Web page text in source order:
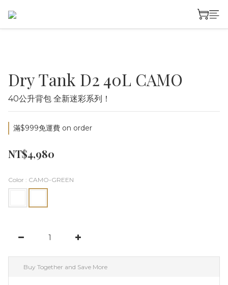
Dry Tank D2 40L CAMO
40公升背包 全新迷彩系列！
滿$999免運費 on order
NT$4,980
Color : CAMO-GREEN
Buy Together and Save More